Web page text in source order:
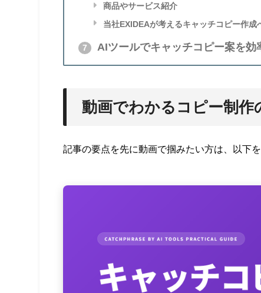
商品やサービス紹介
当社EXIDEAが考えるキャッチコピー作成
7 AIツールでキャッチコピー案を効
動画でわかるコピー制作
記事の要点を先に動画で掴みたい方は、以下